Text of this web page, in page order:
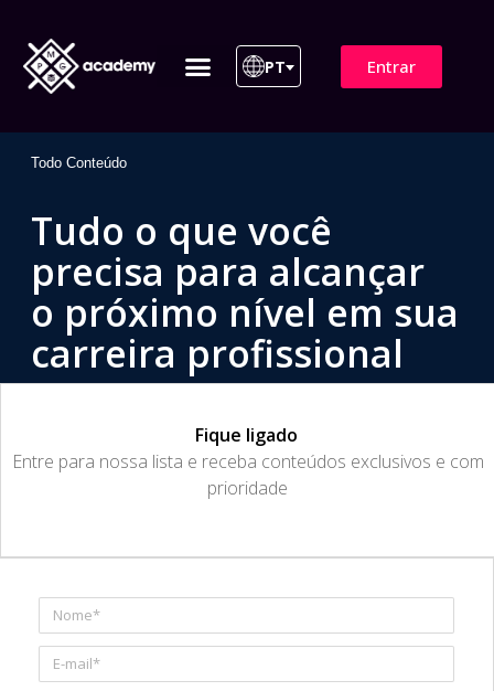
PT Entrar
Todo Conteúdo
Tudo o que você
precisa para alcançar
o próximo nível em sua
carreira profissional
Fique ligado
​Entre para nossa lista e receba conteúdos exclusivos e com
prioridade